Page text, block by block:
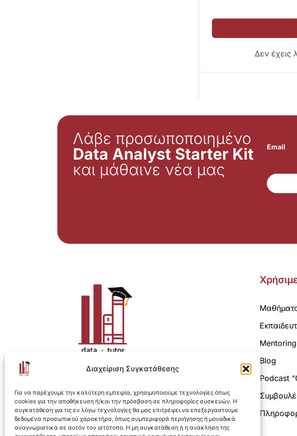
Διαχείριση Συγκατάθεσης
Για να παρέχουμε την καλύτερη εμπειρία, χρησιμοποιούμε τεχνολογίες όπως
cookies για την αποθήκευση ή/και την πρόσβαση σε πληροφορίες συσκευών. Η
συγκατάθεση για τις εν λόγω τεχνολογίες θα μας επιτρέψει να επεξεργαστούμε
δεδομένα προσωπικού χαρακτήρα, όπως συμπεριφορά περιήγησης ή μοναδικά
αναγνωριστικά σε αυτόν τον ιστότοπο. Η μη συγκατάθεση ή η ανάκληση της
Δεν έχεις
Λάβε προσωποποιημένο
Data Analyst Starter Kit
και μάθαινε νέα μας
Email
Η ολοκληρωμένη e-learning λύση για Data Analytics.
Blog
Podcast